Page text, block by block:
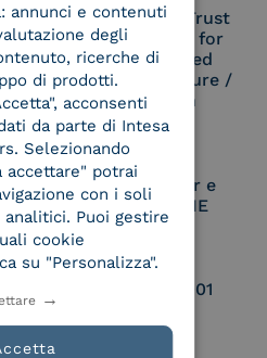
eIDAS Qualified Trust
Service Provider for
Remote Qualified
Electronic Signature /
Seal Creation
Service Provider e
Aggregatore CIE
UNI EN ISO 37001
annunci e contenuti
degli
ricerche di
di prodotti.
acconsenti
da parte di Intesa
Selezionando
accettare" potrai
con i soli
Puoi gestire
cookie
su "Personalizza".